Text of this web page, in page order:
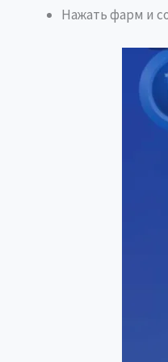
Нажать фарм и